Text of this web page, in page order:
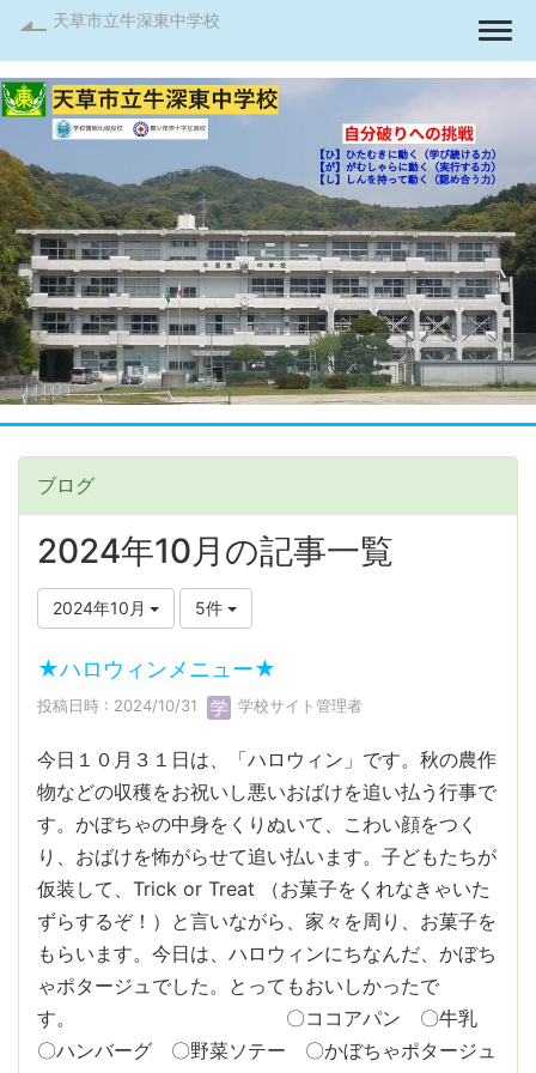
天草市立牛深東中学校
ブログ
2024年10月の記事一覧
2024年10月 5件
★ハロウィンメニュー★
投稿日時 : 2024/10/31 学校サイト管理者
今日１０月３１日は、「ハロウィン」です。秋の農作
物などの収穫をお祝いし悪いおばけを追い払う行事で
す。かぼちゃの中身をくりぬいて、こわい顔をつく
り、おばけを怖がらせて追い払います。子どもたちが
仮装して、Trick or Treat （お菓子をくれなきゃいた
ずらするぞ！）と言いながら、家々を周り、お菓子を
もらいます。今日は、ハロウィンにちなんだ、かぼち
ゃポタージュでした。とってもおいしかったで
す。 〇ココアパン 〇牛乳
〇ハンバーグ 〇野菜ソテー 〇かぼちゃポタージュ